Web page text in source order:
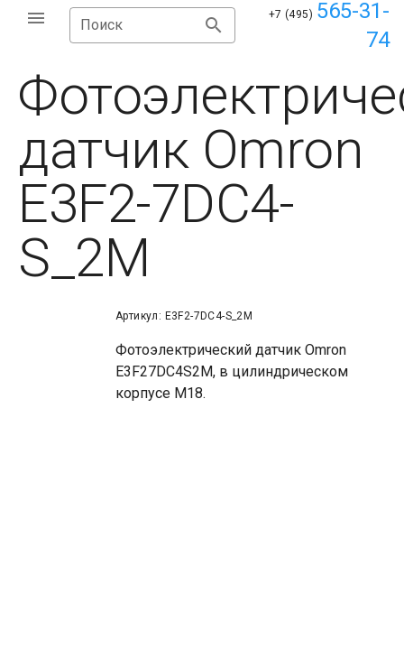
Поиск
+7 (495) 565-31-
74
датчик Omron
E3F2-7DC4-
S_2M
Артикул: E3F2-7DC4-S_2M
Фотоэлектрический датчик Omron
E3F27DC4S2M, в цилиндрическом
корпусе М18.